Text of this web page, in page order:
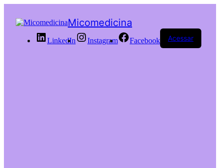
Micomedicina
LinkedIn Instagram Facebook Acessar